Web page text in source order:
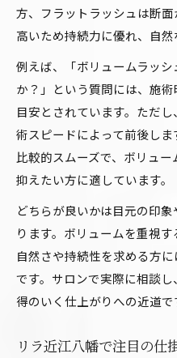
方、フラットラッシュは断
高いため持続力に優れ、自然
例えば、「ボリュームラッ
か？」という質問には、施
目安とされています。ただ
術スピードによって前後し
比較的スムーズで、ボリュ
抑えたい方に適しています。
どちらが良いかは目元の印
ります。ボリュームを重視す
自然さや持続性を求める方
です。サロンで実際に相談
得のいく仕上がりへの近道で
リラ近江八幡で注目の仕